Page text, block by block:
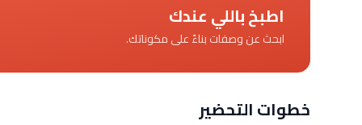
اطبخ باللي عندك
ابحث عن وصفات بناءً على مكوناتك.
خطوات التحضير